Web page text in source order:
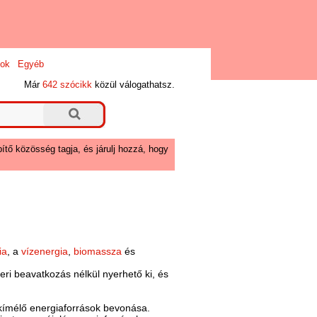
Egyéb
Már642 szócikk közül válogathatsz.
közösség tagja, és járulj hozzá, hogy
, avízenergia, biomassza és
beavatkozás nélkül nyerhető ki, és
energiaforrások bevonása.